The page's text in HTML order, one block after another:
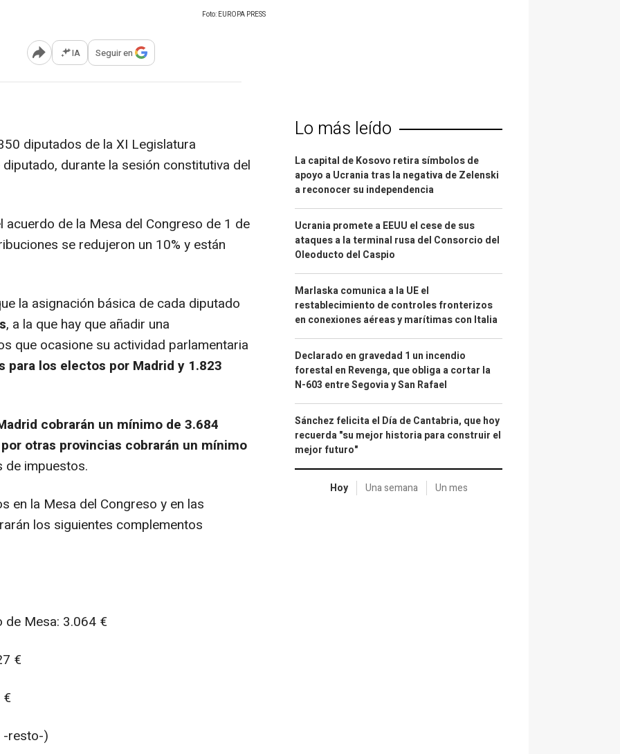
Foto: EUROPA PRESS
Abrir opciones para compartir
IA Seguir en
diputados de la XI Legislatura
durante la sesión constitutiva del
de la Mesa del Congreso de 1 de
se redujeron un 10% y están
la asignación básica de cada diputado
, a la que hay que añadir una
que ocasione su actividad parlamentaria
para los electos por Madrid y 1.823
cobrarán un mínimo de 3.684
otras provincias cobrarán un mínimo
de impuestos.
en la Mesa del Congreso y en las
los siguientes complementos
Mesa: 3.064 €
€
-resto-)
Lo más leído
La capital de Kosovo retira símbolos de
apoyo a Ucrania tras la negativa de Zelenski
a reconocer su independencia
Ucrania promete a EEUU el cese de sus
ataques a la terminal rusa del Consorcio del
Oleoducto del Caspio
Marlaska comunica a la UE el
restablecimiento de controles fronterizos
en conexiones aéreas y marítimas con Italia
Declarado en gravedad 1 un incendio
forestal en Revenga, que obliga a cortar la
N-603 entre Segovia y San Rafael
Sánchez felicita el Día de Cantabria, que hoy
recuerda "su mejor historia para construir el
mejor futuro"
Hoy Una semana Un mes